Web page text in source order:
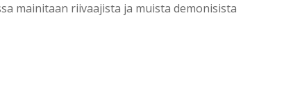
mainitaan riivaajista ja muista demonisista